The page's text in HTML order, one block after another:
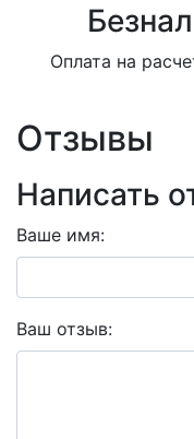
Оплата на
Отзывы
Написать
Ваше имя:
Ваш отзыв: